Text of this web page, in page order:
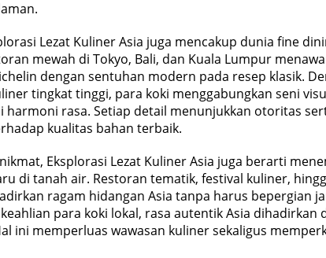
Lezat Kuliner Asia juga mencakup dunia fine
mewah di Tokyo, Bali, dan Kuala Lumpur
dengan sentuhan modern pada resep klasik.
tingkat tinggi, para koki menggabungkan seni
harmoni rasa. Setiap detail menunjukkan otoritas
kualitas bahan terbaik.
Eksplorasi Lezat Kuliner Asia juga berarti
di tanah air. Restoran tematik, festival kuliner,
ragam hidangan Asia tanpa harus bepergian
para koki lokal, rasa autentik Asia dihadirkan
ini memperluas wawasan kuliner sekaligus